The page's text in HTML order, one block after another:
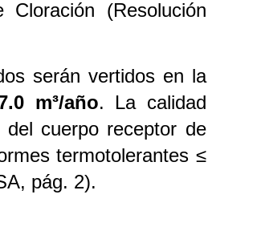
(Resolución
serán vertidos en la
m³/año. La calidad
cuerpo receptor de
termotolerantes ≤
pág. 2).